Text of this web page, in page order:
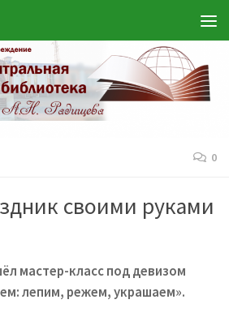
0
своими руками
мастер-класс под девизом
лепим, режем, украшаем».